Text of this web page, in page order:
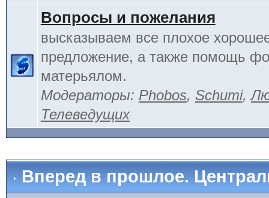
Вопросы и пожелания
высказываем все плохое
предложение, а также помощь
матерьялом.
Модераторы: Phobos, Schumi,
Телеведущих
Вперед в прошлое.